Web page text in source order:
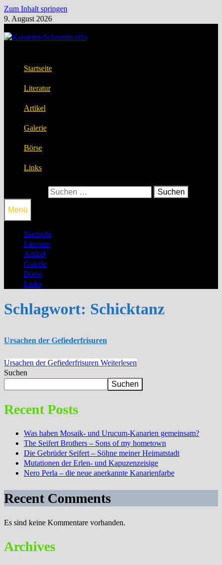
Zum Inhalt springen
9. August 2026
Startseite
Literatur
Artikel
Galerie
Börse
Links
Menü
Startseite
Literatur
Artikel
Galerie
Börse
Links
Schlagwort: Schicktanz
Ursachen der Gefiederfrisuren
Ursachen der Gefiederfrisuren Weiterlesen
Suchen
Suchen
Recent Posts
Was haben Mosaik- und Urucum-Kanarien gemeinsam?
The Seifert Brothers – Sons of my hometown
Die Gebrüder Seifert – Söhne meiner Heimatstadt
Mutationen der Erlen- und Kapuzenzeisige
Nero Perla – die neue anerkannte Kanarienfarbe
Recent Comments
Es sind keine Kommentare vorhanden.
Archives